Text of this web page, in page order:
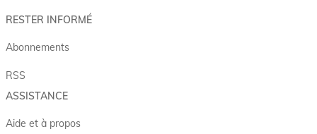
RESTER INFORMÉ
Abonnements
RSS
ASSISTANCE
Aide et à propos